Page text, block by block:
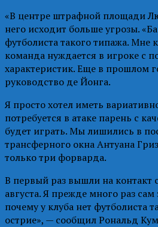
«В центре штрафной площади
него исходит больше угрозы.
футболиста такого типажа. Мне
команда нуждается в игроке с
характеристик. Еще в прошлом
руководство де Йонга.
Я просто хотел иметь
потребуется в атаке парень с
будет играть. Мы лишились в
трансферного окна Антуана
только три форварда.
В первый раз вышли на контакт
августа. Я прежде много раз
почему у клуба нет футболиста
острие», — сообщил Рональд